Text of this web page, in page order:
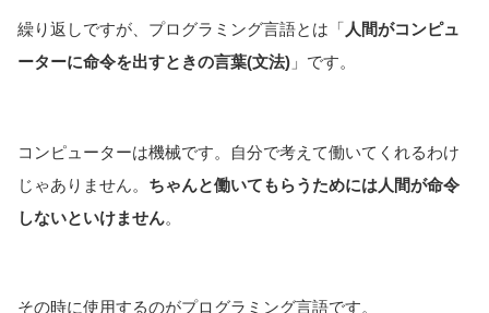
繰り返しですが、プログラミング言語とは「人間がコンピュ
ーターに命令を出すときの言葉(文法) 」です。
コンピューターは機械です。自分で考えて働いてくれるわけ
じゃありません。 ちゃんと働いてもらうためには人間が命令
しないといけません。
その時に使用するのがプログラミング言語です。